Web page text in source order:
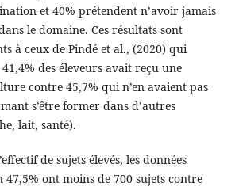
et 40% prétendent n’avoir jamais
le domaine. Ces résultats sont
à ceux de Pindé et al., (2020) qui
des éleveurs avait reçu une
contre 45,7% qui n’en avaient pas
s’être former dans d’autres
lait, santé).
de sujets élevés, les données
47,5% ont moins de 700 sujets contre